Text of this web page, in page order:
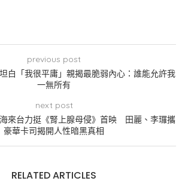
previous post
白「我很平庸」親揭最脆弱內心：誰能允許我
一無所有
next post
來台力挺《腎上腺母侵》首映 田麗、李㼈攜
豪華卡司揭開人性暗黑真相
RELATED ARTICLES